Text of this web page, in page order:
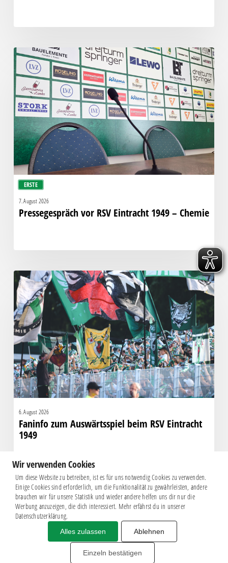
ERSTE
Pressegespräch
vor
RSV
Eintracht
1949
–
Chemie
7. August 2026
Pressegespräch vor RSV Eintracht 1949 – Chemie
Faninfo
zum
Auswärtsspiel
beim
RSV
Eintracht
6. August 2026
Faninfo zum Auswärtsspiel beim RSV Eintracht
1949
Impressum|Datenschutz
BSG CHEMIE LEIPZIG © 2026
MITGLIEDERZAHL: 2.816
Wir verwenden Cookies
Um diese Website zu betreiben, ist es für uns notwendig Cookies zu verwenden.
Einige Cookies sind erforderlich, um die Funktionalität zu gewährleisten, andere
brauchen wir für unsere Statistik und wieder andere helfen uns dir nur die
Werbung anzuzeigen, die dich interessiert. Mehr erfährst du in unserer
Datenschutzerklärung.
Alles zulassen Ablehnen
Einzeln bestätigen